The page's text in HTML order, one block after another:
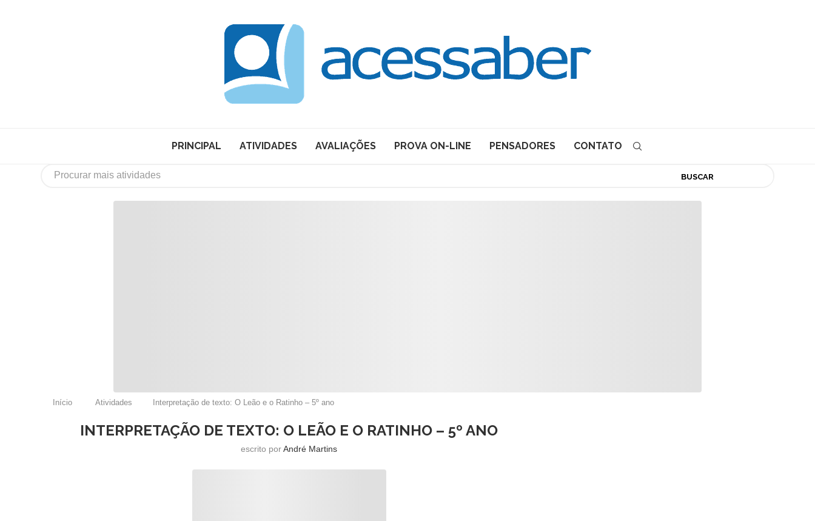
PRINCIPAL ATIVIDADES AVALIAÇÕES PROVA ON-LINE PENSADORES CONTATO
BUSCAR
Início Atividades Interpretação de texto: O Leão e o Ratinho – 5º ano
INTERPRETAÇÃO DE TEXTO: O LEÃO E O RATINHO – 5º ANO
escrito porAndré Martins